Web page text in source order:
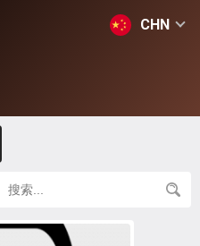
CHN